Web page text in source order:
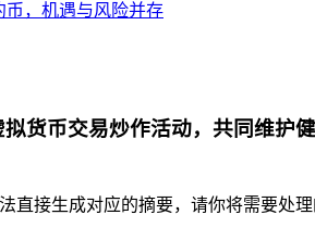
币，机遇与风险并存
货币交易炒作活动，共同维
直接生成对应的摘要，请你将需要处